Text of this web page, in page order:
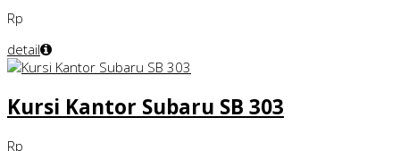
Rp
detail
Kursi Kantor Subaru SB 303
Rp